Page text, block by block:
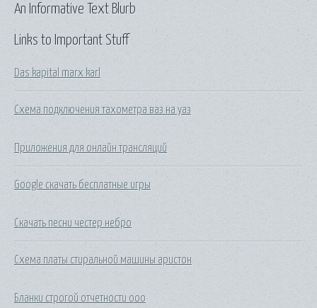
Links to Important Stuff
Das kapital marx karl
Схема подключения тахометра ваз на уаз
Приложения для онлайн трансляций
Google скачать бесплатные игры
Скачать песни честер небро
Схема платы стиральной машины аристон
Бланки строгой отчетности ооо
An Informative Text Blurb